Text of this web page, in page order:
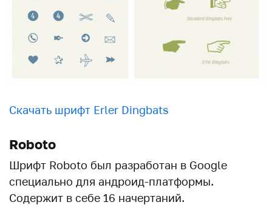
Скачать шрифт Erler Dingbats
Roboto
Шрифт Roboto был разработан в Google
специально для андроид-платформы.
Содержит в себе 16 начертаний.